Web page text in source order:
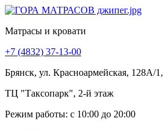
Матрасы и кровати
+7 (4832) 37-13-00
Брянск, ул. Красноармейская, 128А/1,
ТЦ "Таксопарк", 2-й этаж
Режим работы: c 10:00 до 20:00